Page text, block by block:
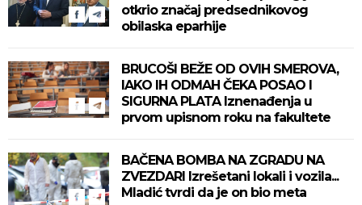
otkrio značaj predsednikovog
obilaska eparhije
BRUCOŠI BEŽE OD OVIH SMEROVA,
IAKO IH ODMAH ČEKA POSAO I
SIGURNA PLATA Iznenađenja u
prvom upisnom roku na fakultete
BAČENA BOMBA NA ZGRADU NA
ZVEZDARI Izrešetani lokali i vozila...
Mladić tvrdi da je on bio meta